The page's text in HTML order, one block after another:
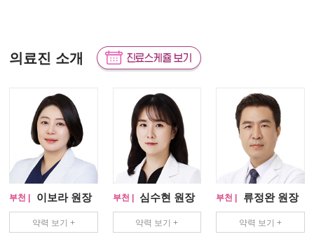
의료진 소개
부천 | 이보라 원장
약력 보기 +
부천 | 심수현 원장
약력 보기 +
부천 | 류정완 원장
약력 보기 +